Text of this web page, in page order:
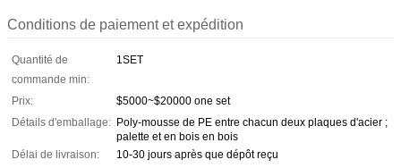
Conditions de paiement et expédition
Quantité de
commande min:
1SET
Prix:
$5000~$20000 one set
Détails d'emballage: Poly-mousse de PE entre chacun deux plaques d'acier ;
palette et en bois en bois
Délai de livraison:
10-30 jours après que dépôt reçu